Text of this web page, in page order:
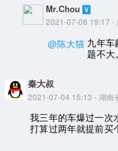
Mr.Chou
2021-07-08 19:17 -
@陈大猫 九年车
题不大。
秦大叔
2021-07-04 15:13 - 湖南
我三年的车爆过一次
打算过两年就提前买